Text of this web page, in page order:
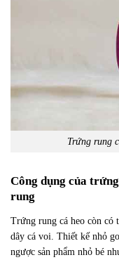
Trứng rung
Công dụng của
rung
Trứng rung cá heo còn có
dây cá voi. Thiết kế nhỏ
ngược sản phẩm nhỏ bé